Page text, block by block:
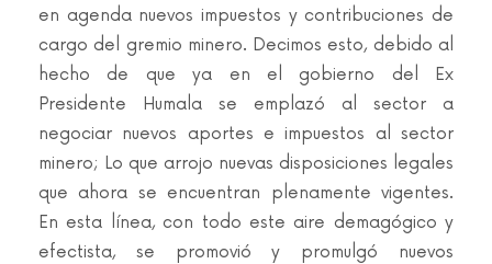
en agenda nuevos impuestos y contribuciones de
cargo del gremio minero. Decimos esto, debido al
hecho de que ya en el gobierno del Ex
Presidente Humala se emplazó al sector a
negociar nuevos aportes e impuestos al sector
minero; Lo que arrojo nuevas disposiciones legales
que ahora se encuentran plenamente vigentes.
En esta línea, con todo este aire demagógico y
efectista, se promovió y promulgó nuevos